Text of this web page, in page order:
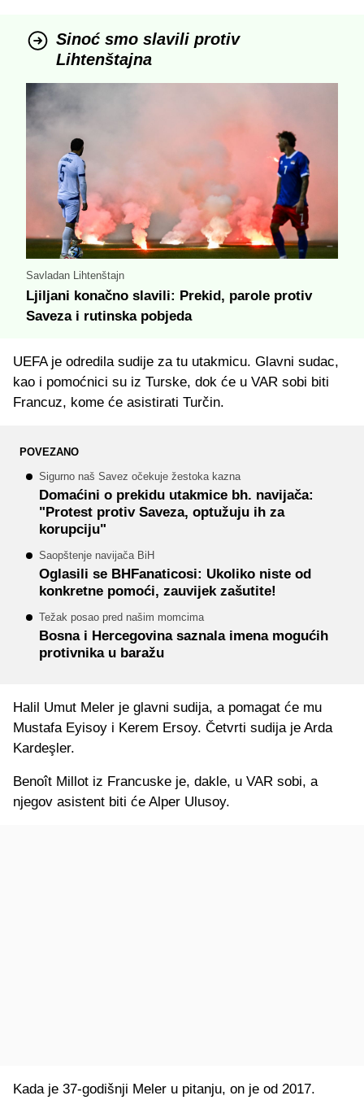
Sinoć smo slavili protiv
Lihtenštajna
Savladan Lihtenštajn
Ljiljani konačno slavili: Prekid, parole protiv
Saveza i rutinska pobjeda
UEFA je odredila sudije za tu utakmicu. Glavni sudac,
kao i pomoćnici su iz Turske, dok će u VAR sobi biti
Francuz, kome će asistirati Turčin.
POVEZANO
Sigurno naš Savez očekuje žestoka kazna
Domaćini o prekidu utakmice bh. navijača:
"Protest protiv Saveza, optužuju ih za
korupciju"
Saopštenje navijača BiH
Oglasili se BHFanaticosi: Ukoliko niste od
konkretne pomoći, zauvijek zašutite!
Težak posao pred našim momcima
Bosna i Hercegovina saznala imena mogućih
protivnika u baražu
Halil Umut Meler je glavni sudija, a pomagat će mu
Mustafa Eyisoy i Kerem Ersoy. Četvrti sudija je Arda
Kardeşler.
Benoît Millot iz Francuske je, dakle, u VAR sobi, a
njegov asistent biti će Alper Ulusoy.
Kada je 37-godišnji Meler u pitanju, on je od 2017.